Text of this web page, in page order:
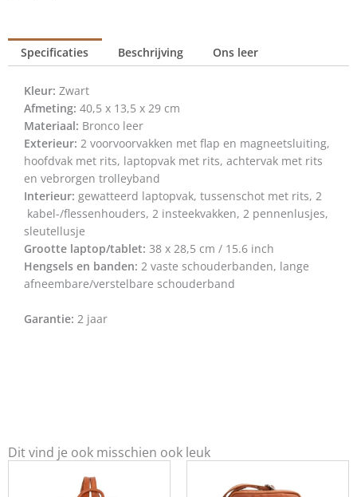
-
Zwart
aantal
Specificaties Beschrijving Ons leer
Kleur: Zwart
Afmeting: 40,5 x 13,5 x 29 cm
Materiaal: Bronco leer
Exterieur: 2 voorvoorvakken met flap en magneetsluiting,
hoofdvak met rits, laptopvak met rits, achtervak met rits
en vebrorgen trolleyband
Interieur: gewatteerd laptopvak, tussenschot met rits, 2
kabel-/flessenhouders, 2 insteekvakken, 2 pennenlusjes,
sleutellusje
Grootte laptop/tablet: 38 x 28,5 cm / 15.6 inch
Hengsels en banden: 2 vaste schouderbanden, lange
afneembare/verstelbare schouderband
Garantie: 2 jaar
Dit vind je ook misschien ook leuk